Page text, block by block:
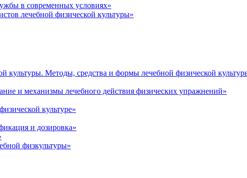
в современных условиях»
лечебной физической культуры»
культуры. Методы, средства и формы лечебной физической
и механизмы лечебного действия физических упражнений»
культуре»
и дозировка»
физкультуры»